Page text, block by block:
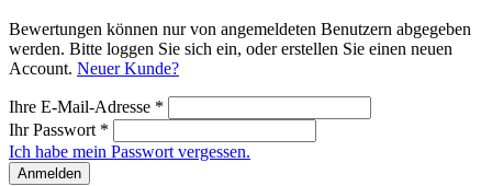
Bewertungen können nur von angemeldeten Benutzern abgegeben
werden. Bitte loggen Sie sich ein, oder erstellen Sie einen neuen
Account. Neuer Kunde?
Ihre E-Mail-Adresse *
Ihr Passwort *
Ich habe mein Passwort vergessen.
Anmelden